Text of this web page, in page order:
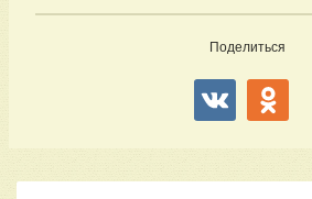
Поделиться